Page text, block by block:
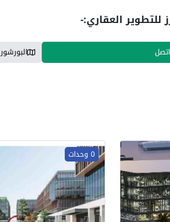
للتطوير العقاري:-
اتصل البورشور
0 وحدات